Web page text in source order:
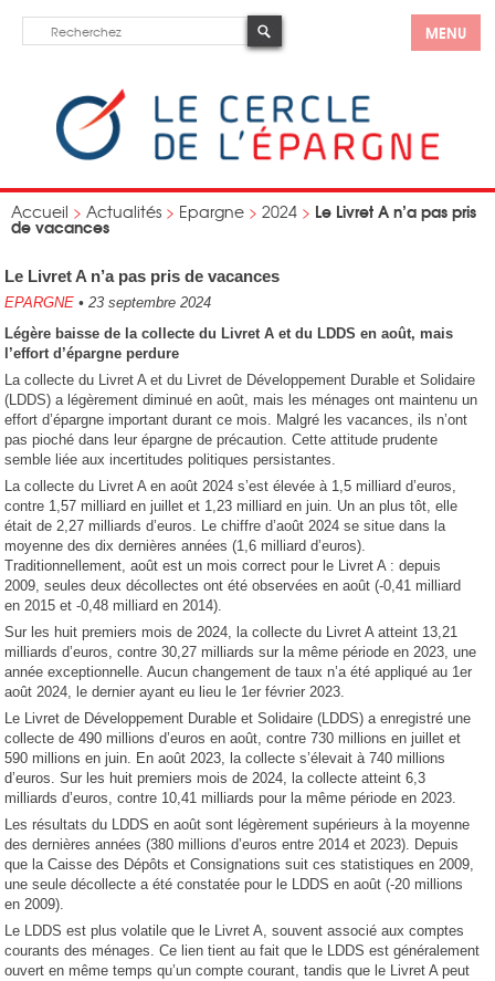
MENU
Accueil > Actualités > Epargne > 2024 > Le Livret A n’a pas pris
de vacances
Le Livret A n’a pas pris de vacances
EPARGNE • 23 septembre 2024
Légère baisse de la collecte du Livret A et du LDDS en août, mais
l’effort d’épargne perdure
La collecte du Livret A et du Livret de Développement Durable et Solidaire
(LDDS) a légèrement diminué en août, mais les ménages ont maintenu un
effort d’épargne important durant ce mois. Malgré les vacances, ils n’ont
pas pioché dans leur épargne de précaution. Cette attitude prudente
semble liée aux incertitudes politiques persistantes.
La collecte du Livret A en août 2024 s’est élevée à 1,5 milliard d’euros,
contre 1,57 milliard en juillet et 1,23 milliard en juin. Un an plus tôt, elle
était de 2,27 milliards d’euros. Le chiffre d’août 2024 se situe dans la
moyenne des dix dernières années (1,6 milliard d’euros).
Traditionnellement, août est un mois correct pour le Livret A : depuis
2009, seules deux décollectes ont été observées en août (-0,41 milliard
en 2015 et -0,48 milliard en 2014).
Sur les huit premiers mois de 2024, la collecte du Livret A atteint 13,21
milliards d’euros, contre 30,27 milliards sur la même période en 2023, une
année exceptionnelle. Aucun changement de taux n’a été appliqué au 1er
août 2024, le dernier ayant eu lieu le 1er février 2023.
Le Livret de Développement Durable et Solidaire (LDDS) a enregistré une
collecte de 490 millions d’euros en août, contre 730 millions en juillet et
590 millions en juin. En août 2023, la collecte s’élevait à 740 millions
d’euros. Sur les huit premiers mois de 2024, la collecte atteint 6,3
milliards d’euros, contre 10,41 milliards pour la même période en 2023.
Les résultats du LDDS en août sont légèrement supérieurs à la moyenne
des dernières années (380 millions d’euros entre 2014 et 2023). Depuis
que la Caisse des Dépôts et Consignations suit ces statistiques en 2009,
une seule décollecte a été constatée pour le LDDS en août (-20 millions
en 2009).
Le LDDS est plus volatile que le Livret A, souvent associé aux comptes
courants des ménages. Ce lien tient au fait que le LDDS est généralement
ouvert en même temps qu’un compte courant, tandis que le Livret A peut